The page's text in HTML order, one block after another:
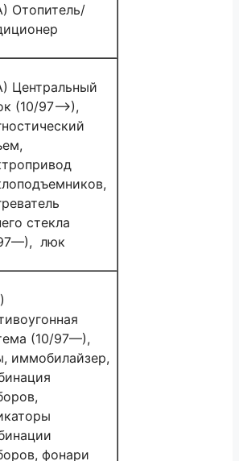
Отопитель/
Центральный
(10/97—>),
стекла
люк
(10/97—),
иммобилайзер,
фонари